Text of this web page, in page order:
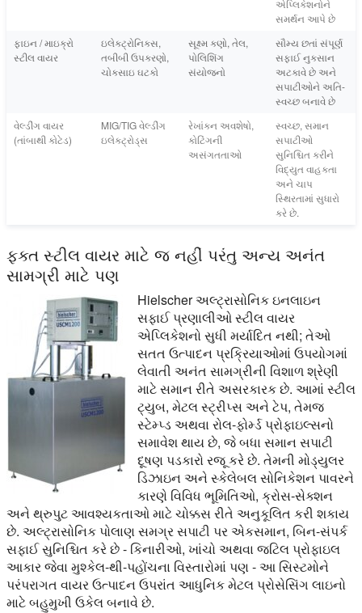
એપ્લિકેશનોને
સમર્થન આપે છે
ફાઇન / માઇક્રો
સ્ટીલ વાયર
ઇલેક્ટ્રોનિક્સ,
તબીબી ઉપકરણો,
ચોકસાઇ ઘટકો
સૂક્ષ્મ કણો, તેલ,
પોલિશિંગ
સંયોજનો
સૌમ્ય છતાં સંપૂર્ણ
સફાઈ નુકસાન
અટકાવે છે અને
સપાટીઓને અતિ-
સ્વચ્છ બનાવે છે
વેલ્ડીંગ વાયર
(તાંબાથી કોટેડ)
MIG/TIG વેલ્ડીંગ
ઇલેક્ટ્રોડ્સ
રેખાંકન અવશેષો,
કોટિંગની
અસંગતતાઓ
સ્વચ્છ, સમાન
સપાટીઓ
સુનિશ્ચિત કરીને
વિદ્યુત વાહકતા
અને ચાપ
સ્થિરતામાં સુધારો
કરે છે.
ફક્ત સ્ટીલ વાયર માટે જ નહીં પરંતુ અન્ય અનંત
સામગ્રી માટે પણ
Hielscher અલ્ટ્રાસોનિક ઇનલાઇન
સફાઈ પ્રણાલીઓ સ્ટીલ વાયર
એપ્લિકેશનો સુધી મર્યાદિત નથી; તેઓ
સતત ઉત્પાદન પ્રક્રિયાઓમાં ઉપયોગમાં
લેવાતી અનંત સામગ્રીની વિશાળ શ્રેણી
માટે સમાન રીતે અસરકારક છે. આમાં સ્ટીલ
ટ્યુબ, મેટલ સ્ટ્રીપ્સ અને ટેપ, તેમજ
સ્ટેમ્પ્ડ અથવા રોલ-ફોર્મ્ડ પ્રોફાઇલ્સનો
સમાવેશ થાય છે, જે બધા સમાન સપાટી
દૂષણ પડકારો રજૂ કરે છે. તેમની મોડ્યુલર
ડિઝાઇન અને સ્કેલેબલ સોનિકેશન પાવરને
કારણે વિવિધ ભૂમિતિઓ, ક્રોસ-સેક્શન
અને થ્રુપુટ આવશ્યકતાઓ માટે ચોક્કસ રીતે અનુકૂલિત કરી શકાય
છે. અલ્ટ્રાસોનિક પોલાણ સમગ્ર સપાટી પર એકસમાન, બિન-સંપર્ક
સફાઈ સુનિશ્ચિત કરે છે - કિનારીઓ, ખાંચો અથવા જટિલ પ્રોફાઇલ
આકાર જેવા મુશ્કેલ-થી-પહોંચના વિસ્તારોમાં પણ - આ સિસ્ટમોને
પરંપરાગત વાયર ઉત્પાદન ઉપરાંત આધુનિક મેટલ પ્રોસેસિંગ લાઇનો
માટે બહુમુખી ઉકેલ બનાવે છે.